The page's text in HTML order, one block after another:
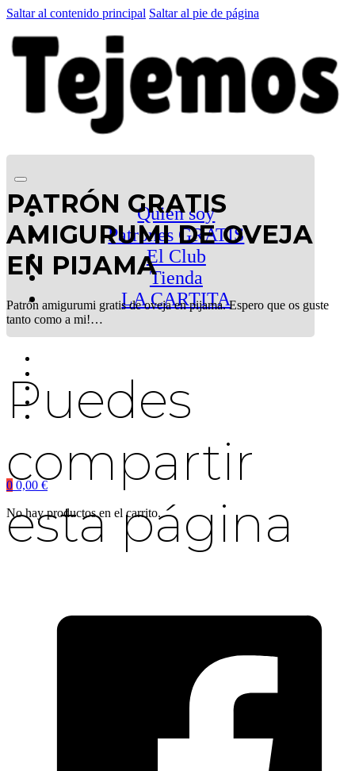
Saltar al contenido principal Saltar al pie de página
Quien soy
Patrones GRATIS
El Club
Tienda
LA CARTITA
0 0,00 €
No hay productos en el carrito.
PATRÓN GRATIS
AMIGURUMI DE OVEJA
EN PIJAMA
Patrón amigurumi gratis de oveja en pijama. Espero que os guste
tanto como a mi!…
Puedes
compartir
esta página